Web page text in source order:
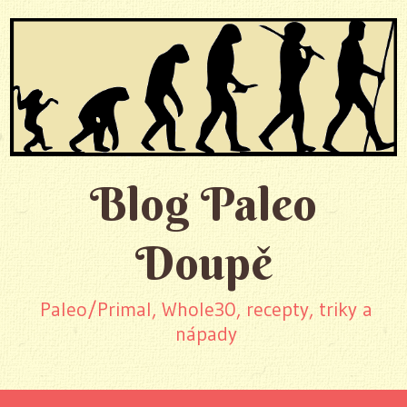
Blog Paleo
Doupě
Paleo/Primal, Whole30, recepty, triky a
nápady